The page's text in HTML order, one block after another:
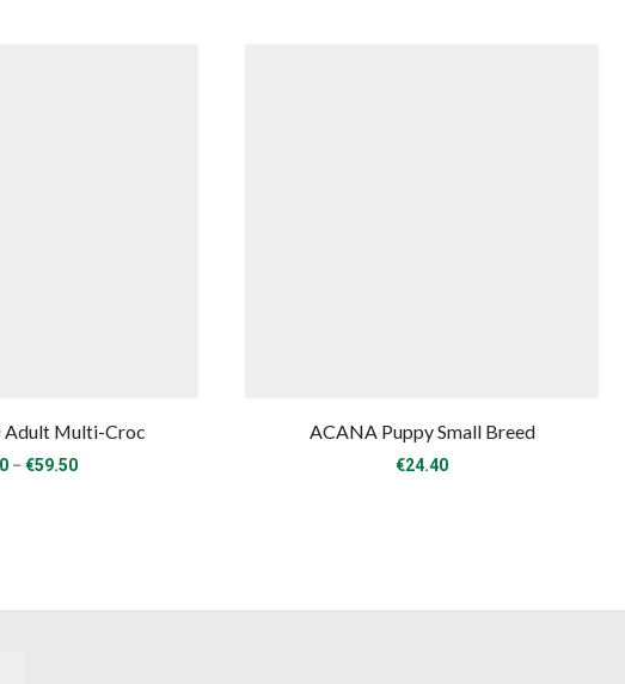
Adult Multi-Croc
– €59.50Price
ACANA Puppy Small Breed
€24.40